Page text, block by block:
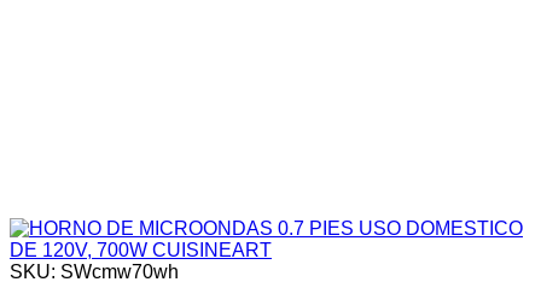
SKU: SWcmw70wh